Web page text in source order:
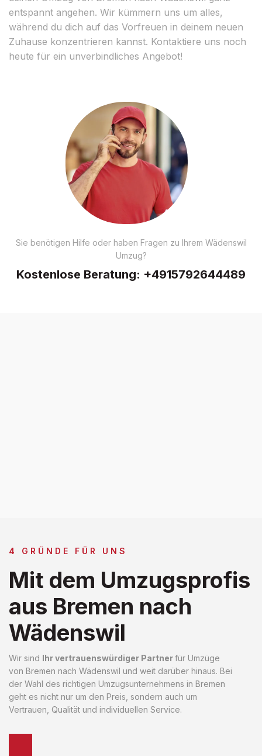
entspannt angehen. Wir kümmern uns um alles,
während du dich auf das Vorfreuen in deinem neuen
Zuhause konzentrieren kannst. Kontaktiere uns noch
heute für ein unverbindliches Angebot!
Sie benötigen Hilfe oder haben Fragen zu Ihrem Wädenswil
Umzug?
Kostenlose Beratung: +4915792644489
4 GRÜNDE FÜR UNS
Mit dem Umzugsprofis
aus Bremen nach
Wädenswil
Wir sind Ihr vertrauenswürdiger Partnerfür Umzüge
von Bremen nach Wädenswil und weit darüber hinaus. Bei
der Wahl des richtigen Umzugsunternehmens in Bremen
geht es nicht nur um den Preis, sondern auch um
Vertrauen, Qualität und individuellen Service.